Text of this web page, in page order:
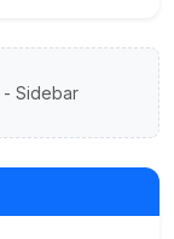
- Sidebar